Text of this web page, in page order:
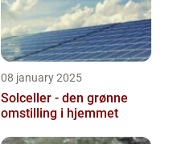
08 january 2025
Solceller - den grønne
omstilling i hjemmet